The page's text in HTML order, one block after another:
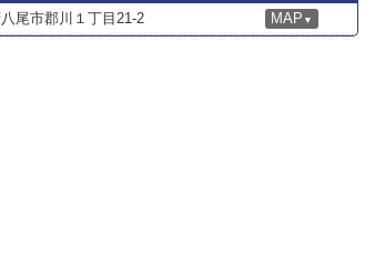
尾市郡川１丁目21-2 MAP ▼